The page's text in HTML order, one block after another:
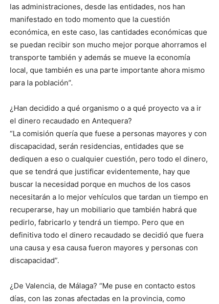
las administraciones, desde las entidades, nos han
manifestado en todo momento que la cuestión
económica, en este caso, las cantidades económicas que
se puedan recibir son mucho mejor porque ahorramos el
transporte también y además se mueve la economía
local, que también es una parte importante ahora mismo
para la población”.
¿Han decidido a qué organismo o a qué proyecto va a ir
el dinero recaudado en Antequera?
“La comisión quería que fuese a personas mayores y con
discapacidad, serán residencias, entidades que se
dediquen a eso o cualquier cuestión, pero todo el dinero,
que se tendrá que justificar evidentemente, hay que
buscar la necesidad porque en muchos de los casos
necesitarán a lo mejor vehículos que tardan un tiempo en
recuperarse, hay un mobiliario que también habrá que
pedirlo, fabricarlo y tendrá un tiempo. Pero que en
definitiva todo el dinero recaudado se decidió que fuera
una causa y esa causa fueron mayores y personas con
discapacidad”.
¿De Valencia, de Málaga? “Me puse en contacto estos
días, con las zonas afectadas en la provincia, como